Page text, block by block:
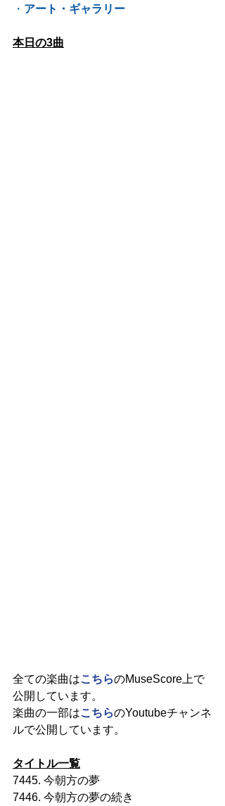
・ アート・ギャラリー
本日の3曲
全ての楽曲はこちらのMuseScore上で
公開しています。
楽曲の一部はこちらのYoutubeチャンネ
ルで公開しています。
タイトル一覧
7445. 今朝方の夢
7446. 今朝方の夢の続き